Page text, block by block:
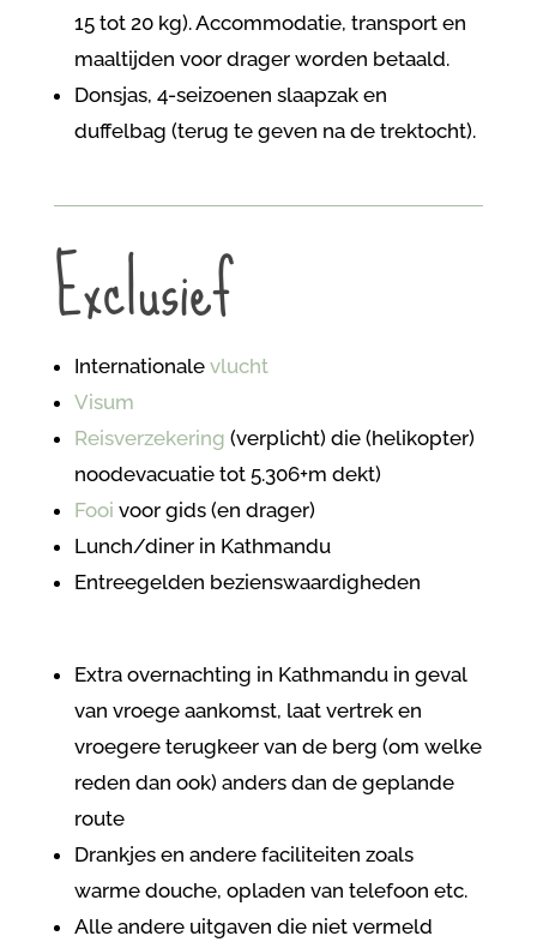
15 tot 20 kg). Accommodatie, transport en
maaltijden voor drager worden betaald.
Donsjas, 4-seizoenen slaapzak en
duffelbag (terug te geven na de trektocht).
Exclusief
Internationale vlucht
Visum
Reisverzekering (verplicht) die (helikopter)
noodevacuatie tot 5.306+m dekt)
Fooi voor gids (en drager)
Lunch/diner in Kathmandu
Entreegelden bezienswaardigheden
Extra overnachting in Kathmandu in geval
van vroege aankomst, laat vertrek en
vroegere terugkeer van de berg (om welke
reden dan ook) anders dan de geplande
route
Drankjes en andere faciliteiten zoals
warme douche, opladen van telefoon etc.
Alle andere uitgaven die niet vermeld